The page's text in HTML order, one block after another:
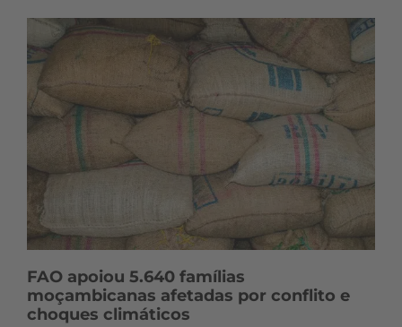
FAO apoiou 5.640 famílias
moçambicanas afetadas por conflito e
choques climáticos